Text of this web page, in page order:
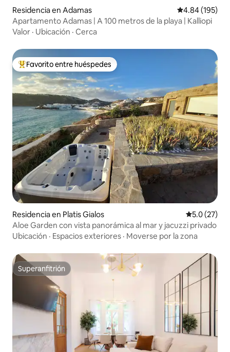
Residencia en Adamas Calificación
4.84 (195)
Apartamento Adamas | A 100 metros de la playa | Kalliopi
Valor · Ubicación · Cerca
De los mejores en Favorito entre huéspedes
Favorito entre huéspedes
Residencia en Platis Gialos Calificación
5.0 (27)
Aloe Garden con vista panorámica al mar y jacuzzi privado
Ubicación · Espacios exteriores · Moverse por la zona
Superanfitrión
Superanfitrión